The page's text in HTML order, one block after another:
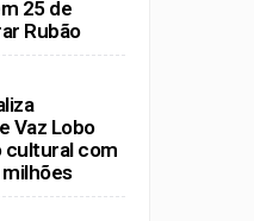
25 de
Rubão
Vaz Lobo
cultural com